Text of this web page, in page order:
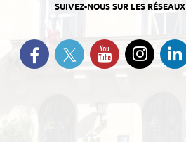
SUIVEZ-NOUS SUR LES
Retrouvez-nous sur
Suivez-nous sur
Suivez-nous